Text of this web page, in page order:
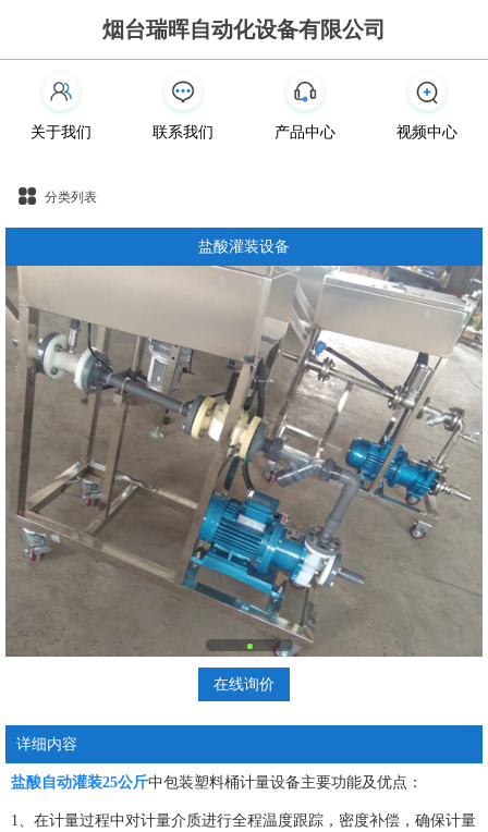
烟台瑞晖自动化设备有限公司
关于我们 联系我们 产品中心 视频中心
分类列表
盐酸灌装设备
在线询价
详细内容
盐酸自动灌装25公斤中包装塑料桶计量设备主要功能及优点：
1、在计量过程中对计量介质进行全程温度跟踪，密度补偿，确保计量